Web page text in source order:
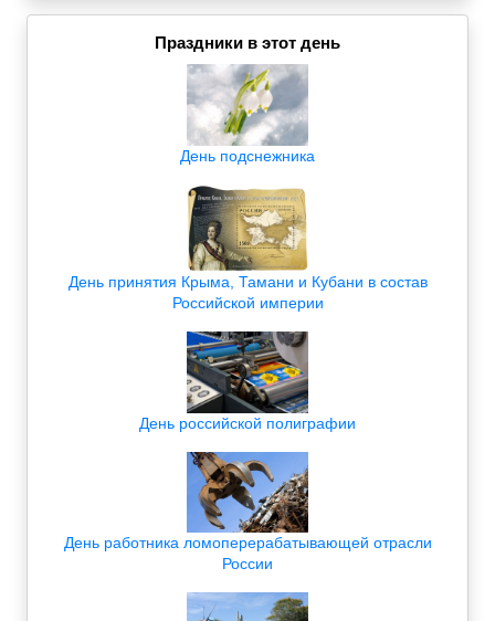
Праздники в этот день
День подснежника
День принятия Крыма, Тамани и Кубани в состав
Российской империи
День российской полиграфии
День работника ломоперерабатывающей отрасли
России